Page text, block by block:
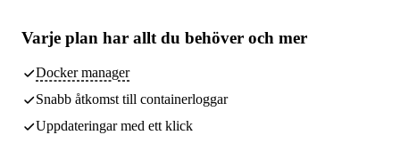
Varje plan har allt du behöver och mer
Docker manager
Snabb åtkomst till containerloggar
Uppdateringar med ett klick